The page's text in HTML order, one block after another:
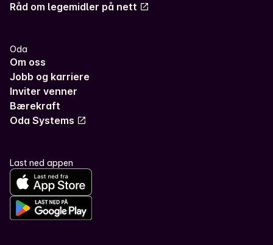
Råd om legemidler på nett
Oda
Om oss
Jobb og karriere
Inviter venner
Bærekraft
Oda Systems
Last ned appen